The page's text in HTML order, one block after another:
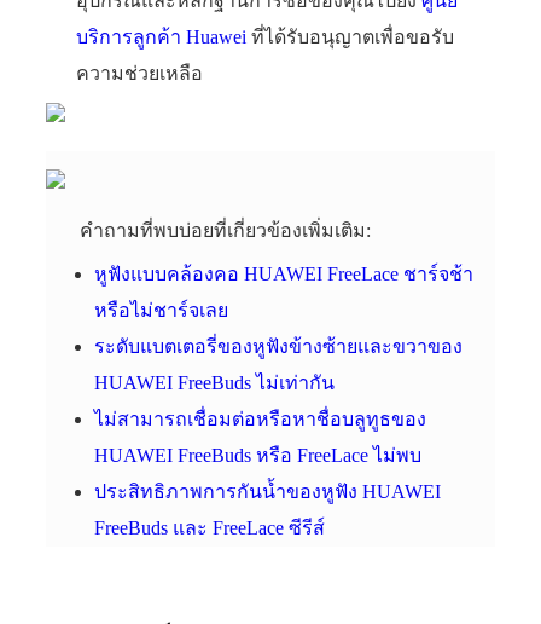
บริการลูกค้า Huawei ที่ได้รับอนุญาตเพื่อขอรับ
ความช่วยเหลือ
คำถามที่พบบ่อยที่เกี่ยวข้องเพิ่มเติม:
หูฟังแบบคล้องคอ HUAWEI FreeLace ชาร์จช้า
หรือไม่ชาร์จเลย
ระดับแบตเตอรี่ของหูฟังข้างซ้ายและขวาของ
HUAWEI FreeBuds ไม่เท่ากัน
ไม่สามารถเชื่อมต่อหรือหาชื่อบลูทูธของ
HUAWEI FreeBuds หรือ FreeLace ไม่พบ
ประสิทธิภาพการกันน้ำของหูฟัง HUAWEI
FreeBuds และ FreeLace ซีรีส์